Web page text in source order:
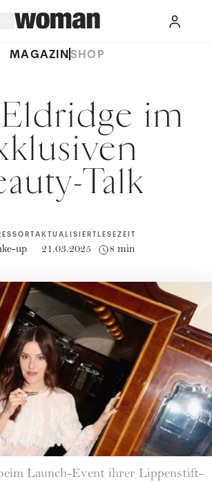
MAGAZINSHOP
im
Talk
up
AKTUALISIERT
21.03.2025
LESEZEIT
8 min
Launch-Event ihrer Lippenstift-